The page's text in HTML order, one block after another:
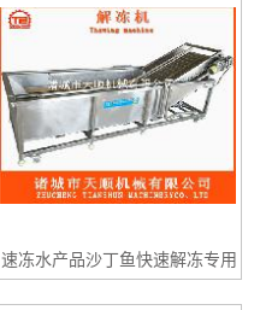
速冻水产品沙丁鱼快速解冻专用